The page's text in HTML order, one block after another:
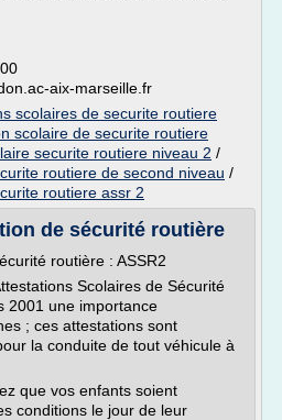
aix-marseille.fr
scolaires de securite routiere
scolaire de securite routiere
securite routiere niveau 2 /
routiere de second niveau /
routiere assr 2
de sécurité routière
routière : ASSR2
Scolaires de Sécurité
2001 une importance
; ces attestations sont
la conduite de tout véhicule à
que vos enfants soient
conditions le jour de leur